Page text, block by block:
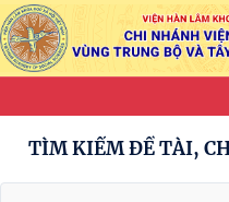
TÌM KIẾM ĐỀ TÀI,